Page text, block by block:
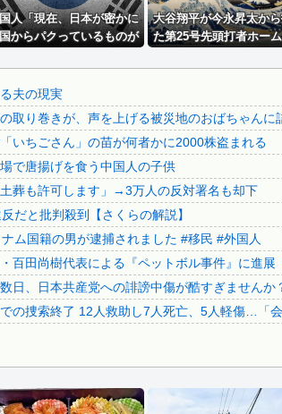
とんど洗わずに、次の客...
」の40代主婦Aさん...
人の顔へ←これw w ...
1人が死亡、12人が...
ルが高いと話題に
公職選挙法違反！！！ ...
きてきたｗｗｗｗ...
った原因が判明 → …...
しまったことが発覚...
あったら
トメへ預ける生活に。...
いお肉と酒と、お風呂グ...
ｗｗｗｗｗ
【恐怖動画】反高市界隈
兄嫁「正月に帰るから、
【察し】佐賀のブランド
【炎上】藤沢市「モスク
91歳女性の遺体を遺棄し
【終わりの始まり】日本保
【爆発事故】イオンモール
日本旅行キャンセルすべ
無気力な韓国代表、オー
3.1節がある月なのに…3月
韓国代表、コートジボワ
Powered by livedoor 相互
人「現在、日本が密かに
からパクっているものが
ないｗｗ」＝韓国の反応
大谷翔平が今永昇太か
た第25号先頭打者ホー
ら打つのが好きだね」
夫の現実
取り巻きが、声を上げる被災地のおばちゃん
いちごさん」の苗が何者かに2000株盗まれる
で唐揚げを食う中国人の子供
土葬も許可します」→3万人の反対署名も却下
だと批判殺到【さくらの解説】
ム国籍の男が逮捕されました #移民 #外国人
百田尚樹代表による『ペットボル事件』に進
日、日本共産党への誹謗中傷が酷すぎません
での捜索終了 12人救助し7人死亡、5人軽傷…「